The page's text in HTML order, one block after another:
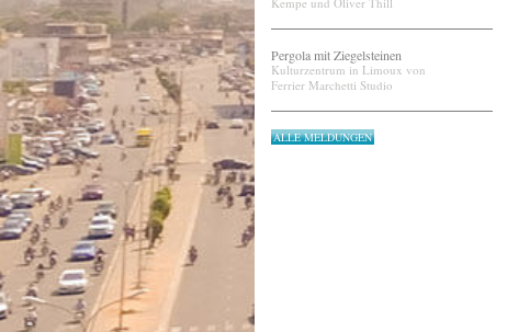
Pergola mit Ziegelsteinen
Kulturzentrum in Limoux von
Ferrier Marchetti Studio
ALLE MELDUNGEN